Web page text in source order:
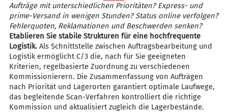
Aufträge mit unterschiedlichen Prioritäten? Express- und
prime-Versand in wenigen Stunden? Status online verfolgen?
Fehlerquoten, Reklamationen und Beschwerden senken?
Etablieren Sie stabile Strukturen für eine hochfrequente
Logistik.Als Schnittstelle zwischen Auftragsbearbeitung und
Logistik ermöglicht C/3 die, nach für Sie geeigneten
Kriterien, regelbasierte Zuordnung zu verschiedenen
Kommissionierern. Die Zusammenfassung von Aufträgen
nach Priorität und Lagerorten garantiert optimale Laufwege,
das begleitende Scan-Verfahren kontrolliert die richtige
Kommission und aktualisiert zugleich die Lagerbestände.